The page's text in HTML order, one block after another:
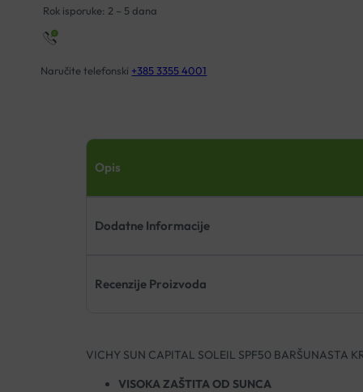
količina
Rok isporuke: 2 – 5 dana
Naručite telefonski +385 3355 4001
Opis
Dodatne Informacije
Recenzije Proizvoda
VICHY SUN CAPITAL SOLEIL SPF50 BARŠUNASTA
VISOKA ZAŠTITA OD SUNCA